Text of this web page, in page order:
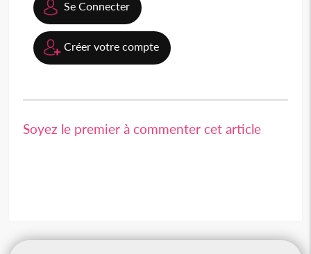
Se Connecter
Créer votre compte
Soyez le premier à commenter cet article